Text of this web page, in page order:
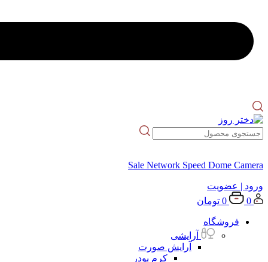
Sale Network Speed Dome Camera
ورود | عضویت
0
0 تومان
فروشگاه
آرایشی
آرایش صورت
کرم پودر